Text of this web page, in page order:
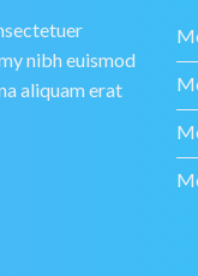
nibh euismod
aliquam erat